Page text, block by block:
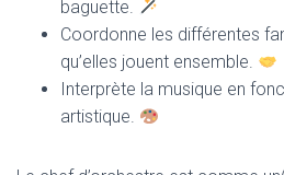
baguette.
Coordonne les différentes
qu’elles jouent ensemble.
Interprète la musique en
artistique.